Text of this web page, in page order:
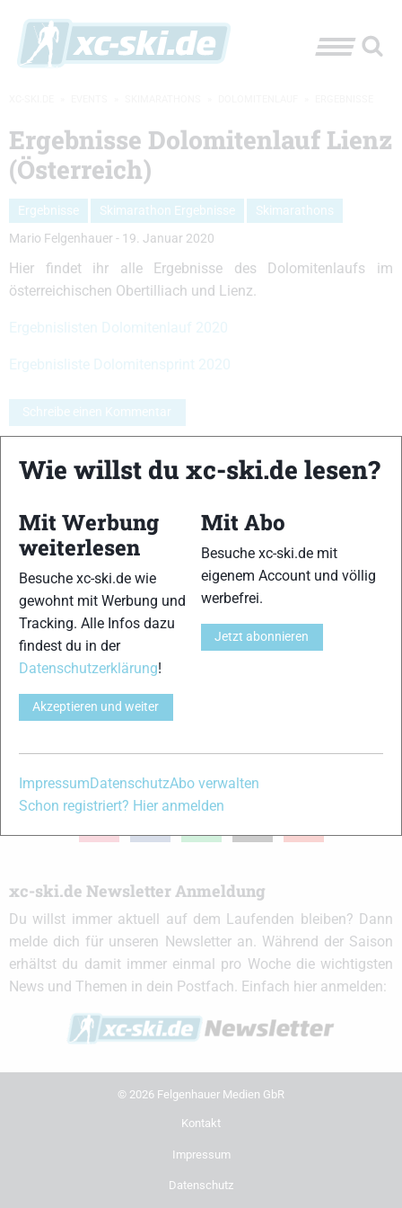
Ergebnisse Dolomitenlauf Lienz
(Österreich)
Ergebnisse Skimarathon Ergebnisse
Skimarathons
Mario Felgenhauer - 19. Januar 2020
Hier findet ihr alle Ergebnisse des Dolomitenlaufs im
österreichischen Obertilliach und Lienz.
Ergebnislisten Dolomitenlauf 2020
Ergebnisliste Dolomitensprint 2020
Schreibe einen Kommentar
xc-ski.de ist DAS deutschsprachige Portal mit aktuellen
Kombination, einer Loipendatenbank, Langlauf
und allem was du sonst noch über deine Lieblingssportarten
wissen solltest.
ObSkilanglauf-Anfänger oder Profi-Sportler, wir haben
immer ein offenes Ohr für dich! Du kannst uns jederzeit über
dasKontaktformular
Partner
xc-ski.de in Social Media
instagramfacebookspotify
xc-ski.de Newsletter Anmeldung
Du willst immer aktuell auf dem Laufenden bleiben? Dann
melde dich für unseren Newsletter an. Während der Saison
erhältst du damit immer einmal pro Woche die wichtigsten
News und Themen in dein Postfach. Einfach hier anmelden:
© 2026 Felgenhauer Medien GbR
Kontakt
Impressum
Datenschutz
Wie willst du xc-ski.de lesen?
Mit Werbung
weiterlesen
Besuche xc-ski.de wie
gewohnt mit Werbung und
Tracking. Alle Infos dazu
findest du in der
Datenschutzerklärung!
Akzeptieren und weiter
Mit Abo
Besuche xc-ski.de mit
eigenem Account und völlig
werbefrei.
Jetzt abonnieren
Impressum DatenschutzAbo verwalten
Schon registriert? Hier anmelden